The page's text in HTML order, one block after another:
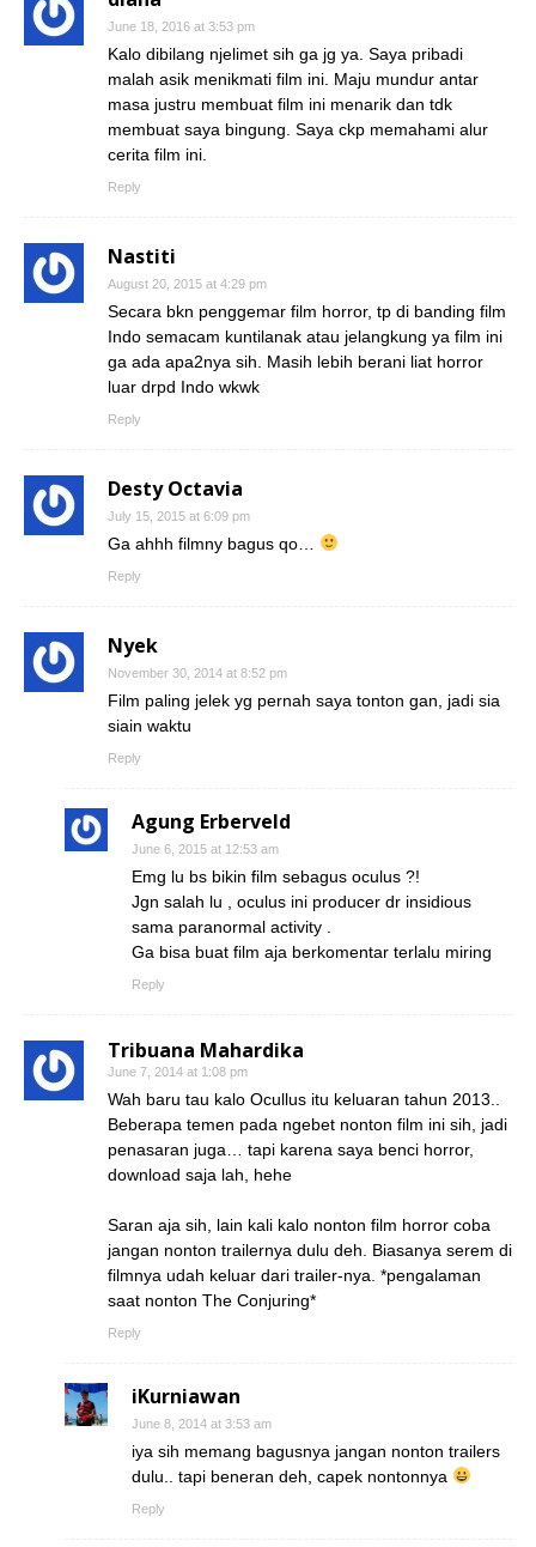
June 18, 2016 at 3:53 pm
Kalo dibilang njelimet sih ga jg ya. Saya pribadi
malah asik menikmati film ini. Maju mundur antar
masa justru membuat film ini menarik dan tdk
membuat saya bingung. Saya ckp memahami alur
cerita film ini.
Reply
Nastiti
August 20, 2015 at 4:29 pm
Secara bkn penggemar film horror, tp di banding film
Indo semacam kuntilanak atau jelangkung ya film ini
ga ada apa2nya sih. Masih lebih berani liat horror
luar drpd Indo wkwk
Reply
Desty Octavia
July 15, 2015 at 6:09 pm
Ga ahhh filmny bagus qo…
Reply
Nyek
November 30, 2014 at 8:52 pm
Film paling jelek yg pernah saya tonton gan, jadi sia
siain waktu
Reply
Agung Erberveld
June 6, 2015 at 12:53 am
Emg lu bs bikin film sebagus oculus ?!
Jgn salah lu , oculus ini producer dr insidious
sama paranormal activity .
Ga bisa buat film aja berkomentar terlalu miring
Reply
Tribuana Mahardika
June 7, 2014 at 1:08 pm
Wah baru tau kalo Ocullus itu keluaran tahun 2013..
Beberapa temen pada ngebet nonton film ini sih, jadi
penasaran juga… tapi karena saya benci horror,
download saja lah, hehe
Saran aja sih, lain kali kalo nonton film horror coba
jangan nonton trailernya dulu deh. Biasanya serem di
filmnya udah keluar dari trailer-nya. *pengalaman
saat nonton The Conjuring*
Reply
iKurniawan
June 8, 2014 at 3:53 am
iya sih memang bagusnya jangan nonton trailers
dulu.. tapi beneran deh, capek nontonnya
Reply